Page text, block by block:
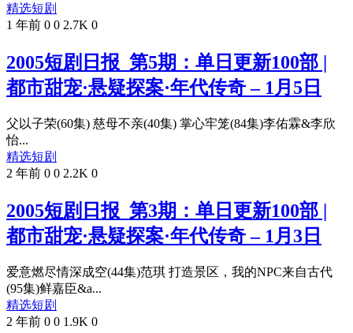
精选短剧
1 年前 0 0 2.7K 0
2005短剧日报_第5期：单日更新100部 |
都市甜宠·悬疑探案·年代传奇 – 1月5日
父以子荣(60集) 慈母不亲(40集) 掌心牢笼(84集)李佑霖&李欣
怡...
精选短剧
2 年前 0 0 2.2K 0
2005短剧日报_第3期：单日更新100部 |
都市甜宠·悬疑探案·年代传奇 – 1月3日
爱意燃尽情深成空(44集)范琪 打造景区，我的NPC来自古代
(95集)鲜嘉臣&a...
精选短剧
2 年前 0 0 1.9K 0